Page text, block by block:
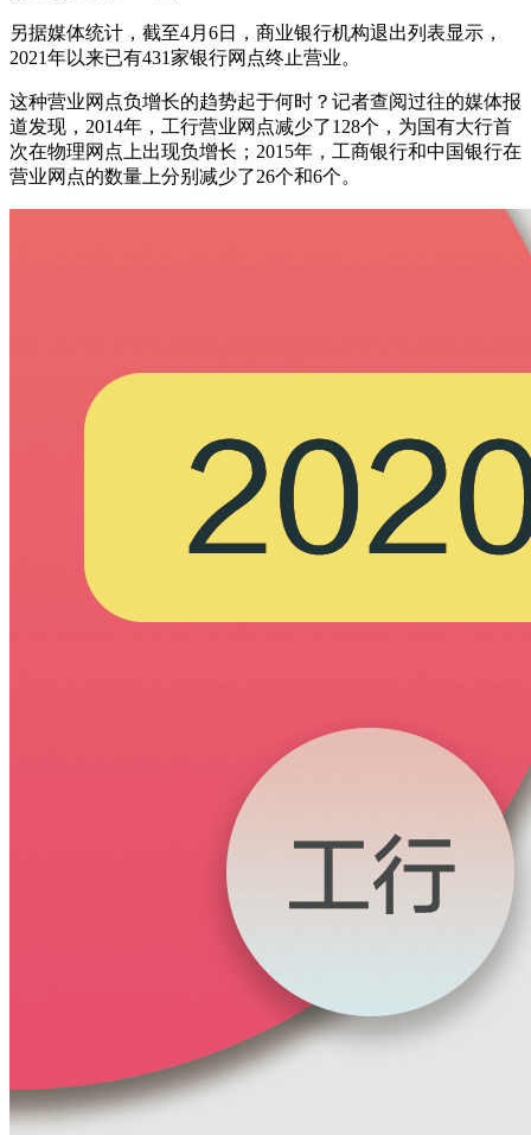
另据媒体统计，截至4月6日，商业银行机构退出列表显示，
2021年以来已有431家银行网点终止营业。
这种营业网点负增长的趋势起于何时？记者查阅过往的媒体报
道发现，2014年，工行营业网点减少了128个，为国有大行首
次在物理网点上出现负增长；2015年，工商银行和中国银行在
营业网点的数量上分别减少了26个和6个。